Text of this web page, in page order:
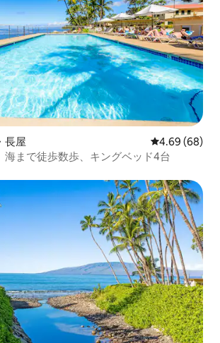
長屋 レビュー68件
4.69 (68)
海まで徒歩数歩、キングベッド4台